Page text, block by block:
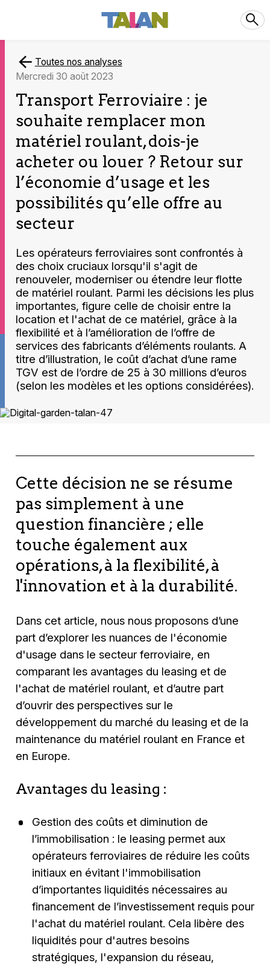
Toutes nos analyses
mercredi 30 août 2023
Transport Ferroviaire : je
souhaite remplacer mon
matériel roulant, dois-je
acheter ou louer ? Retour sur
l’économie d’usage et les
possibilités qu’elle offre au
secteur
Les opérateurs ferroviaires sont confrontés à
des choix cruciaux lorsqu'il s'agit de
renouveler, moderniser ou étendre leur flotte
de matériel roulant. Parmi les décisions les plus
importantes, figure celle de choisir entre la
location et l'achat de ce matériel, grâce à la
flexibilité et à l’amélioration de l’offre de
services des fabricants d’éléments roulants. A
titre d’illustration, le coût d’achat d’une rame
TGV est de l’ordre de 25 à 30 millions d’euros
(selon les modèles et les options considérées).
Cette décision ne se résume
pas simplement à une
question financière ; elle
touche également aux
opérations, à la flexibilité, à
l'innovation et à la durabilité.
Dans cet article, nous nous proposons d’une
part d’explorer les nuances de l'économie
d'usage dans le secteur ferroviaire, en
comparant les avantages du leasing et de
l'achat de matériel roulant, et d’autre part
d’ouvrir des perspectives sur le
développement du marché du leasing et de la
maintenance du matériel roulant en France et
en Europe.
Avantages du leasing :
Gestion des coûts et diminution de
l’immobilisation : le leasing permet aux
opérateurs ferroviaires de réduire les coûts
initiaux en évitant l'immobilisation
d’importantes liquidités nécessaires au
financement de l’investissement requis pour
l'achat du matériel roulant. Cela libère des
liquidités pour d'autres besoins
stratégiques, l'expansion du réseau,